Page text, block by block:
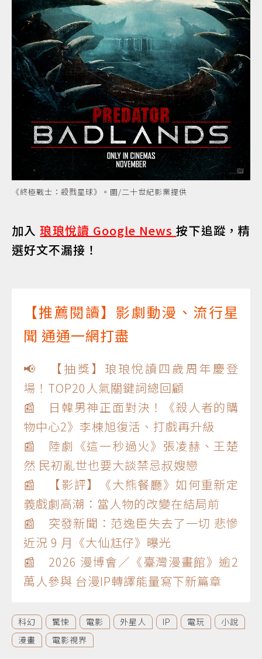
《終極戰士：殺戮星球》。圖/二十世紀影業提供
加入琅琅悅讀 Google News按下追蹤，精
選好文不漏接！
【推薦閱讀】影劇動漫、流行星
聞 通通一網打盡
📢 【抽獎】琅琅悅讀四歲周年慶登
場！TOP20人氣關鍵詞總回顧
📰 日韓男神正面對決！《殺人者的購
物中心2》李棟旭復活、打戲再升級
📰 陸劇《這一秒過火》張凌赫、王楚
然 民初亂世也要大談禁忌叔嫂戀
📰 【影評】《大熊餐廳》如何重新定
義戲劇高潮：當人物的改變在結局前
📰 突發新聞：范逸臣失去了一切 悲慘
近況 9 月《大仙尪仔》曝光
📰 2026 漫博會／《臺灣漫畫館》逾2
萬人參與 台漫IP轉譯能量寫下新篇章
科幻 驚悚 電影 外星人 IP 電玩
小說
漫畫
電影視界